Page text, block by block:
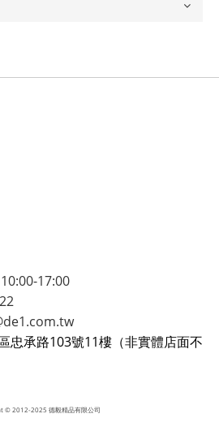
17:00
忠承路103號11樓（非實體店面不
© 2012-2025 德毅精品有限公司